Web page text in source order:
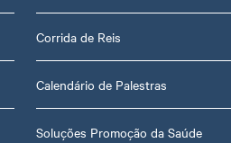
Corrida de Reis
Calendário de Palestras
Soluções Promoção da Saúde